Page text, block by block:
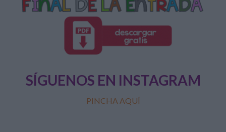
SÍGUENOS EN INSTAGRAM
PINCHA AQUÍ